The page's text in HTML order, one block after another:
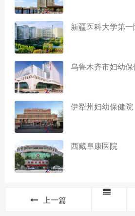
新疆医科大学第
乌鲁木齐市妇幼
伊犁州妇幼保健院
西藏阜康医院
上一篇